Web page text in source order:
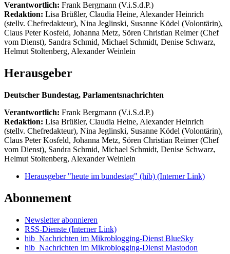
Verantwortlich: Frank Bergmann (V.i.S.d.P.)
Redaktion: Lisa Brüßler, Claudia Heine, Alexander Heinrich
(stellv. Chefredakteur), Nina Jeglinski, Susanne Ködel (Volontärin),
Claus Peter Kosfeld, Johanna Metz, Sören Christian Reimer (Chef
vom Dienst), Sandra Schmid, Michael Schmidt, Denise Schwarz,
Helmut Stoltenberg, Alexander Weinlein
Herausgeber
Deutscher Bundestag, Parlamentsnachrichten
Verantwortlich: Frank Bergmann (V.i.S.d.P.)
Redaktion: Lisa Brüßler, Claudia Heine, Alexander Heinrich
(stellv. Chefredakteur), Nina Jeglinski, Susanne Ködel (Volontärin),
Claus Peter Kosfeld, Johanna Metz, Sören Christian Reimer (Chef
vom Dienst), Sandra Schmid, Michael Schmidt, Denise Schwarz,
Helmut Stoltenberg, Alexander Weinlein
Herausgeber "heute im bundestag" (hib) (Interner Link)
Abonnement
Newsletter abonnieren
RSS-Dienste (Interner Link)
hib_Nachrichten im Mikroblogging-Dienst BlueSky
hib_Nachrichten im Mikroblogging-Dienst Mastodon